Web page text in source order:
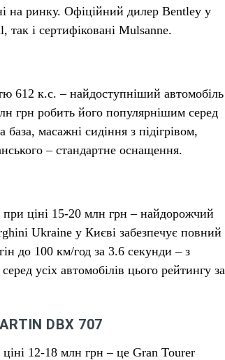
на ринку. Офіційний дилер Bentley у
і сертифіковані Mulsanne.
612 к.с. – найдоступніший автомобіль
грн робить його популярнішим серед
масажні сидіння з підігрівом,
– стандартне оснащення.
ціні 15-20 млн грн – найдорожчий
Ukraine у Києві забезпечує повний
до 100 км/год за 3.6 секунди – з
усіх автомобілів цього рейтингу за
DBX 707
12-18 млн грн – це Gran Tourer